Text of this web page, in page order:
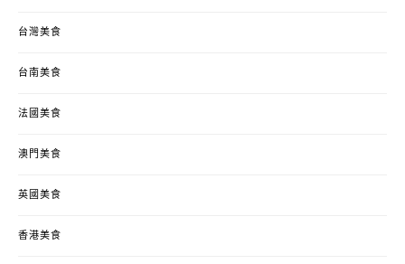
台灣美食
台南美食
法國美食
澳門美食
英國美食
香港美食